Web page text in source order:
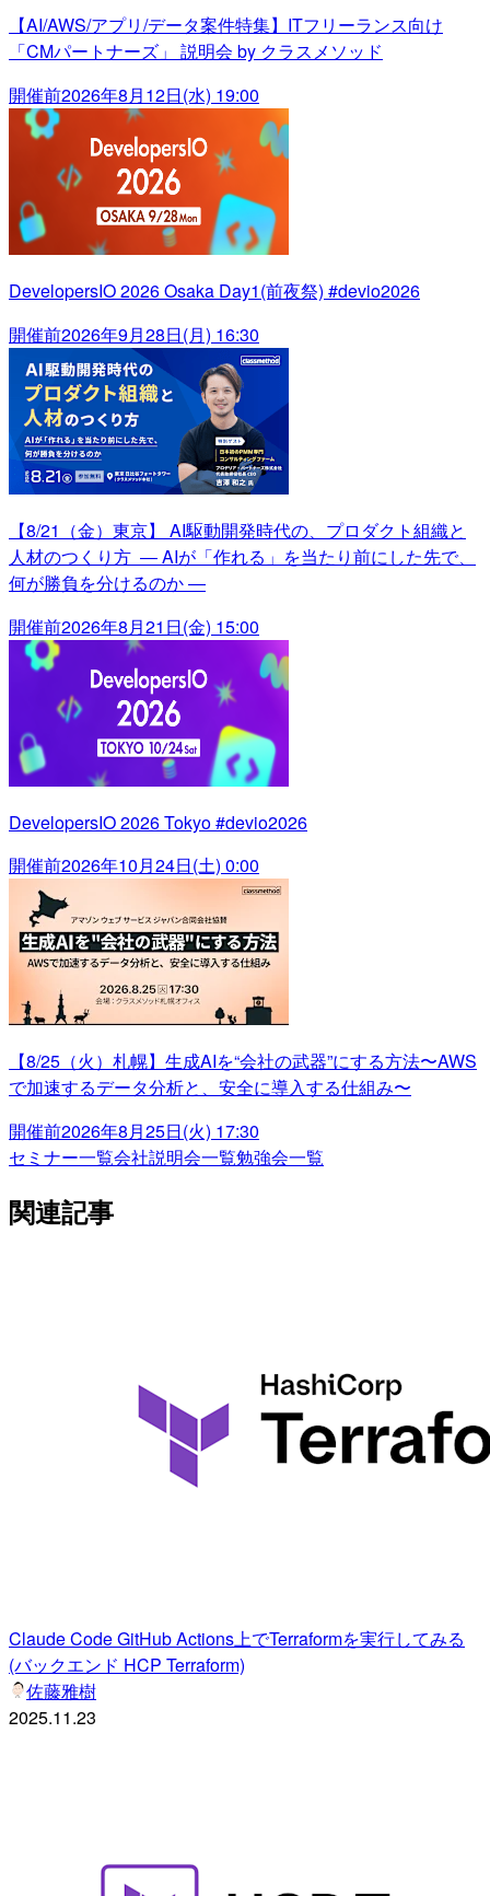
【AI/AWS/アプリ/データ案件特集】ITフリーランス向け
「CMパートナーズ」 説明会 by クラスメソッド
開催前2026年8月12日(水) 19:00
DevelopersIO 2026 Osaka Day1(前夜祭) #devio2026
開催前2026年9月28日(月) 16:30
【8/21（金）東京】 AI駆動開発時代の、プロダクト組織と
人材のつくり方 ― AIが「作れる」を当たり前にした先で、
何が勝負を分けるのか ―
開催前2026年8月21日(金) 15:00
DevelopersIO 2026 Tokyo #devio2026
開催前2026年10月24日(土) 0:00
【8/25（火）札幌】生成AIを“会社の武器”にする方法〜AWS
で加速するデータ分析と、安全に導入する仕組み〜
開催前2026年8月25日(火) 17:30
セミナー一覧会社説明会一覧勉強会一覧
関連記事
Claude Code GitHub Actions上でTerraformを実行してみる
(バックエンド HCP Terraform)
佐藤雅樹
2025.11.23